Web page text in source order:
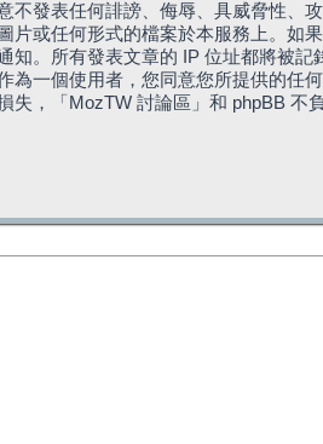
不發表任何誹謗、侮辱、具威脅性、
片或任何形式的檔案於本服務上。如
知。所有發表文章的 IP 位址都將被
為一個使用者，您同意您所提供的任
失，「MozTW 討論區」和 phpBB 不